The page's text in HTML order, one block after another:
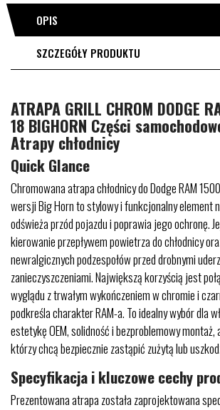
OPIS
SZCZEGÓŁY PRODUKTU
ATRAPA GRILL CHROM DODGE
18 BIGHORN Części
Atrapy chłodnicy
Quick Glance
Chromowana atrapa chłodnicy do Dodge RAM
wersji Big Horn to stylowy i funkcjonalny element
odświeża przód pojazdu i poprawia jego ochronę.
kierowanie przepływem powietrza do chłodnicy
newralgicznych podzespołów przed drobnymi
zanieczyszczeniami. Największą korzyścią jest
wyglądu z trwałym wykończeniem w chromie i
podkreśla charakter RAM-a. To idealny wybór dla
estetykę OEM, solidność i bezproblemowy montaż,
którzy chcą bezpiecznie zastąpić zużytą lub
Specyfikacja i kluczowe cechy
Prezentowana atrapa została zaprojektowana